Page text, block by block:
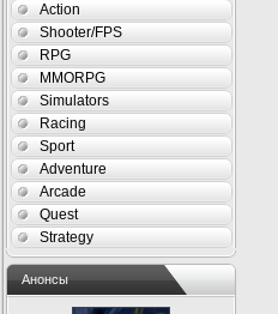
Action
Shooter/FPS
RPG
MMORPG
Simulators
Racing
Sport
Adventure
Arcade
Quest
Strategy
Анонсы